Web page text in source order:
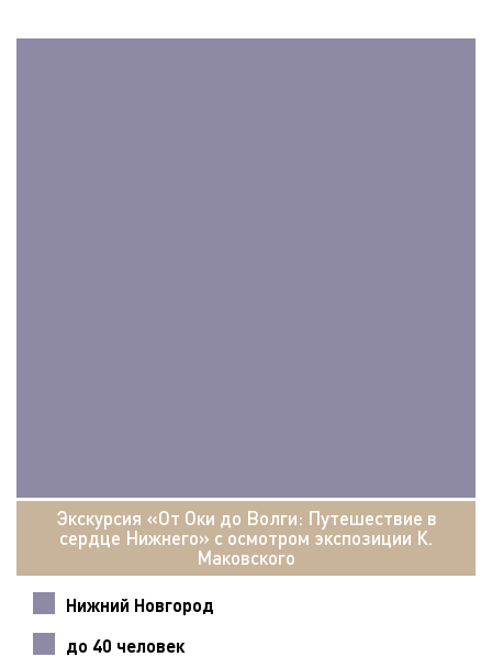
Экскурсия «От Оки до Волги: Путешествие в
сердце Нижнего» с осмотром экспозиции К.
Маковского
Нижний Новгород
до 40 человек